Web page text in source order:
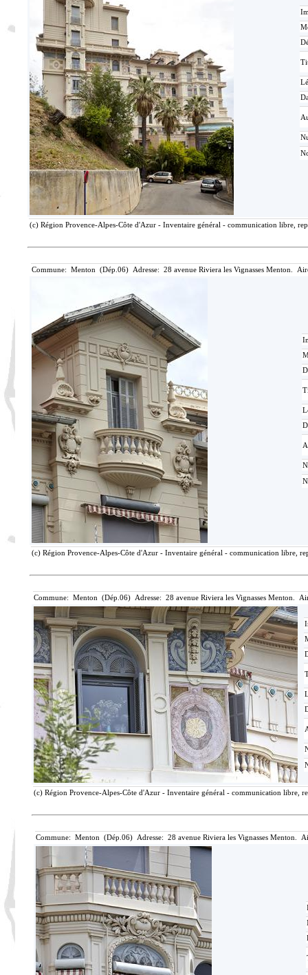
(c) Région Provence-Alpes-Côte d'Azur - Inventaire général - communication libre,
Commune: Menton (Dép.06) Adresse: 28 avenue Riviera les Vignasses Menton.
(c) Région Provence-Alpes-Côte d'Azur - Inventaire général - communication libre,
Commune: Menton (Dép.06) Adresse: 28 avenue Riviera les Vignasses Menton.
(c) Région Provence-Alpes-Côte d'Azur - Inventaire général - communication libre,
Commune: Menton (Dép.06) Adresse: 28 avenue Riviera les Vignasses Menton.